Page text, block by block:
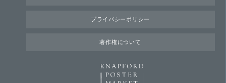
プライバシーポリシー
著作権について